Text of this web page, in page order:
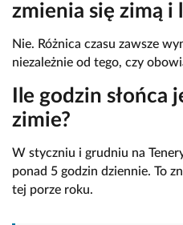
zmienia się zimą i
Nie. Różnica czasu zawsze
niezależnie od tego, czy
Ile godzin słońca
zimie?
W styczniu i grudniu na
ponad 5 godzin dziennie. To
tej porze roku.